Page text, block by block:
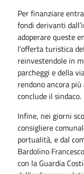
Per finanziare
fondi derivanti
adoperare queste
l’offerta turistica
reinvestendole in
parcheggi e della
rendono ancora
conclude il sindaco.
Infine, nei giorni
consigliere
portualità, e dal
Bardolino
con la Guardia